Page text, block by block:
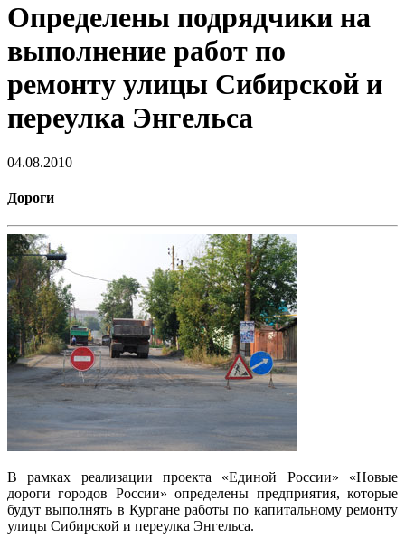
Определены подрядчики на
выполнение работ по
ремонту улицы Сибирской и
переулка Энгельса
04.08.2010
Дороги
Врамках реализации проекта «Единой России» «Новые
дороги городов России» определены предприятия, которые
будут выполнять в Кургане работы по капитальному ремонту
улицы Сибирской и переулка Энгельса.